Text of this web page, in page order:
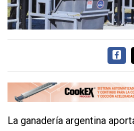
DIRECTORIO
CALENDARIO
MEDIA KIT
CARNE
FRIGORIFICO
VACAS
INVESTIGACIÓN
La ganadería argentina